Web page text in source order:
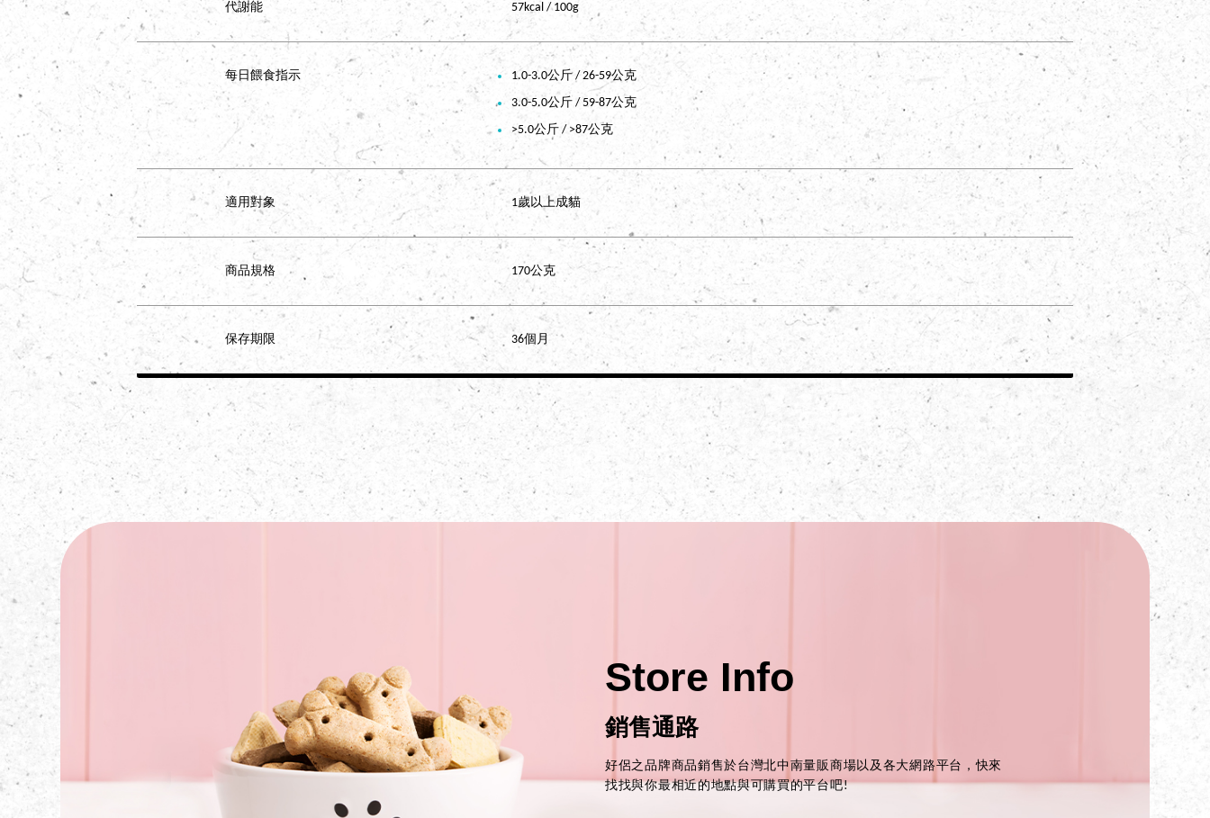
代謝能 57kcal / 100g
每日餵食指示
1.0-3.0公斤 / 26-59公克
3.0-5.0公斤 / 59-87公克
>5.0公斤 / >87公克
適用對象 1歲以上成貓
商品規格 170公克
保存期限 36個月
Store Info
銷售通路
好侶之品牌商品銷售於台灣北中南量販商場以及各大網路平台，快來
找找與你最相近的地點與可購買的平台吧!